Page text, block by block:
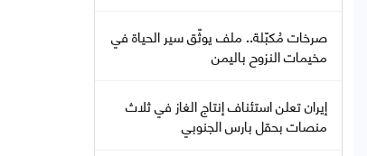
صرخات مُكبّلة.. ملف يوثّق سير الحياة في
مخيمات النزوح باليمن
إيران تعلن استئناف إنتاج الغاز في ثلاث
منصات بحقل بارس الجنوبي